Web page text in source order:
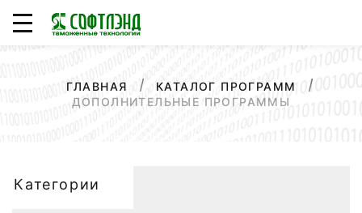
ГЛАВНАЯ
КАТАЛОГ ПРОГРАММ
ДОПОЛНИТЕЛЬНЫЕ ПРОГРАММЫ
Категории